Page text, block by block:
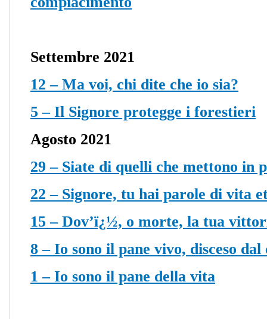
Settembre 2021
12 – Ma voi, chi dite che io sia?
5 – Il Signore protegge i forestieri
Agosto 2021
29 – Siate di quelli che mettono in
22 – Signore, tu hai parole di vita
15 – Dov’ï¿½, o morte, la tua
8 – Io sono il pane vivo, disceso dal
1 – Io sono il pane della vita